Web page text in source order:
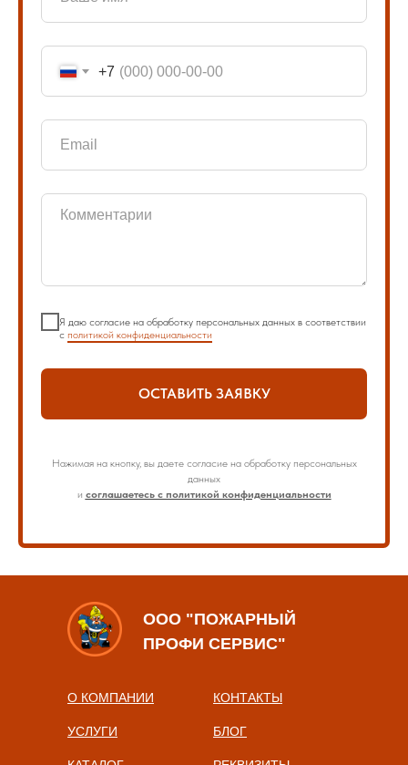
+7
Я даю согласие на обработку персональных данных в соответствии
с политикой конфиденциальности
ОСТАВИТЬ ЗАЯВКУ
Нажимая на кнопку, вы даете согласие на обработку персональных
данных
и соглашаетесь с политикой конфиденциальности
ООО "ПОЖАРНЫЙ
ПРОФИ СЕРВИС"
О КОМПАНИИ
УСЛУГИ
КОНТАКТЫ
БЛОГ